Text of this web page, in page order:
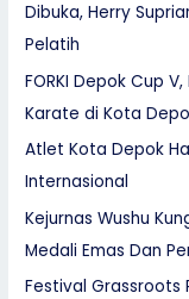
Dibuka, Herry
Pelatih
FORKI Depok Cup
Karate di Kota
Atlet Kota Depok
Internasional
Kejurnas Wushu
Medali Emas Dan
Festival Grassroots